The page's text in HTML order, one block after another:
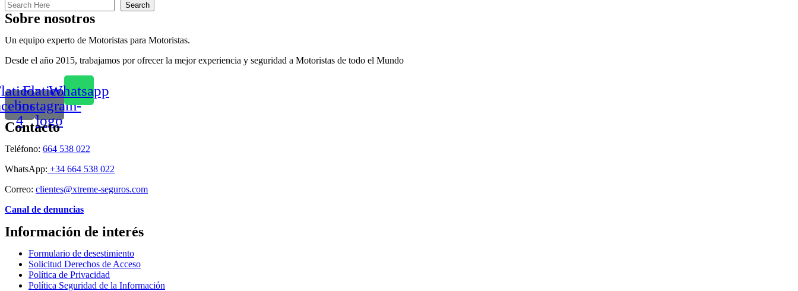
Search
Sobre nosotros
Un equipo experto de Motoristas para Motoristas.
Desde el año 2015, trabajamos por ofrecer la mejor experiencia y seguridad a Motoristas de todo el Mundo
4
Flaticon-
instagram-
logo
Whatsapp
Contacto
Teléfono: 664 538 022
WhatsApp: +34 664 538 022
Correo: clientes@xtreme-seguros.com
Canal de denuncias
Información de interés
Formulario de desestimiento
Solicitud Derechos de Acceso
Política de Privacidad
Política Seguridad de la Información